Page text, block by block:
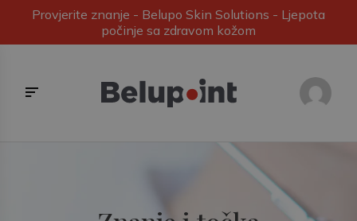
Provjerite znanje - Belupo Skin Solutions - Ljepota
počinje sa zdravom kožom